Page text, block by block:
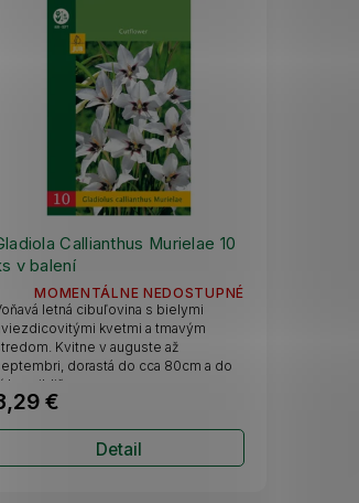
Callianthus Murielae 10
v balení
MOMENTÁLNE NEDOSTUPNÉ
€
Detail
letná cibuľovina s bielymi
kvetmi a tmavým
Kvitne v auguste až
dorastá do cca 80cm a do
približne...